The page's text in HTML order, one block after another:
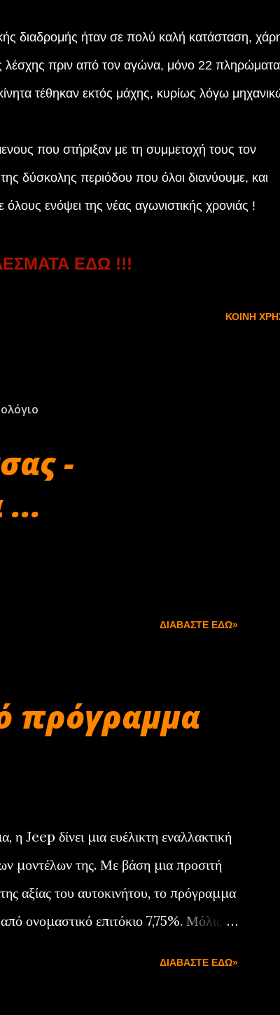
διαδρομής ήταν σε πολύ καλή κατάσταση,
λέσχης πριν από τον αγώνα, μόνο 22 πληρώματα
τέθηκαν εκτός μάχης, κυρίως λόγω
που στήριξαν με τη συμμετοχή τους τον
δύσκολης περιόδου που όλοι διανύουμε, και
ενόψει της νέας αγωνιστικής χρονιάς !
ΕΔΩ !!!
ΚΟΙΝΉ
-
...
ΔΙΑΒΆΣΤΕ ΕΔΏ»
πρόγραμμα
Jeep δίνει μια ευέλικτη εναλλακτική
μοντέλων της. Με βάση μια προσιτή
αξίας του αυτοκινήτου, το πρόγραμμα
ονομαστικό επιτόκιο 7,75%. Μόλις
ΔΙΑΒΆΣΤΕ ΕΔΏ»